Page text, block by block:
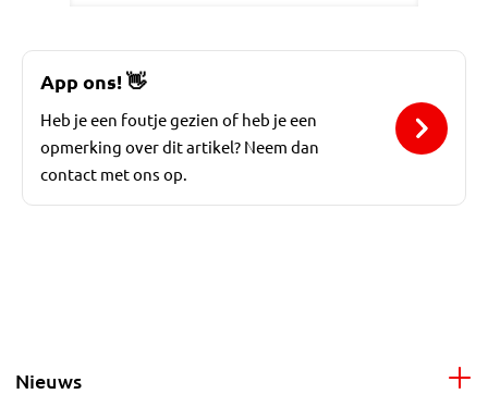
App ons!👋
Heb je een foutje gezien of heb je een
opmerking over dit artikel? Neem dan
contact met ons op.
Nieuws